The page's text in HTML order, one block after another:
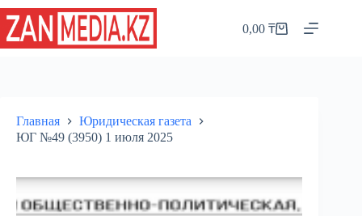
Перейти
сути
Корзина
0,00₸
Главная
Юридическая газета
ЮГ №49 (3950) 1 июля 2025